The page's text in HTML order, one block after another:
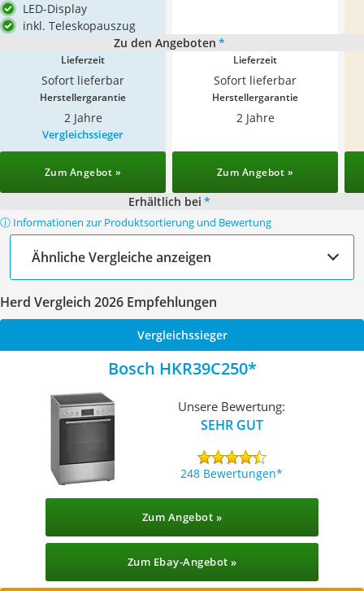
LED-Display
inkl. Teleskopauszug
Zu den Angeboten *
Lieferzeit
Sofort lieferbar
Lieferzeit
Sofort lieferbar
Herstellergarantie
2 Jahre
Herstellergarantie
2 Jahre
Vergleichssieger
Zum Angebot » Zum Angebot »
Erhältlich bei *
ⓘ Informationen zur Produktsortierung und Bewertung
Ähnliche Vergleiche anzeigen
Herd Vergleich 2026 Empfehlungen
Vergleichssieger
Bosch HKR39C250
Unsere Bewertung:
SEHR GUT
248 Bewertungen
Zum Angebot »
Zum Ebay-Angebot »